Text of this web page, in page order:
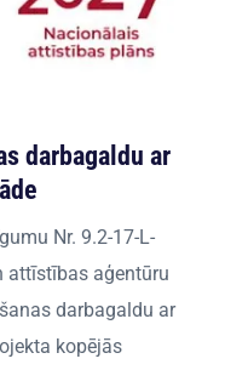
darbagaldu ar
Nr. 9.2-17-L-
attīstības aģentūru
darbagaldu ar
kopējās